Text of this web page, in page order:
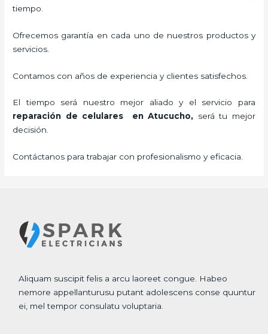
tiempo.
Ofrecemos garantía en cada uno de nuestros productos y
servicios.
Contamos con años de experiencia y clientes satisfechos.
El tiempo será nuestro mejor aliado y el servicio para
reparación de celulares en Atucucho, será tu mejor
decisión.
Contáctanos para trabajar con profesionalismo y eficacia.
Aliquam suscipit felis a arcu laoreet congue. Habeo
nemore appellanturusu putant adolescens conse quuntur
ei, mel tempor consulatu voluptaria.